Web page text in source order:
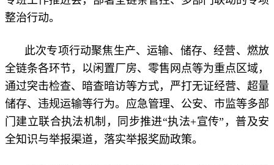
整治行动。
此次专项行动聚焦生产、运输、储存、经营、燃放
全链条各环节，以闲置厂房、零售网点等为重点区域，
通过突击检查、暗查暗访等方式，严打无证经营、超量
储存、违规运输等行为。应急管理、公安、市监等多部
门建立联合执法机制，同步推进“执法+宣传”，普及安
全知识与举报渠道，落实举报奖励政策。